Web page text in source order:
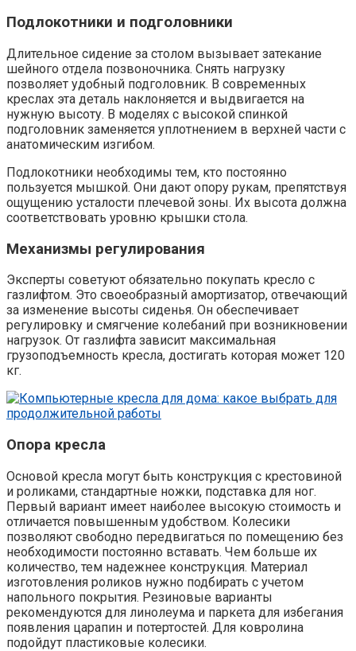
Подлокотники и подголовники
Длительное сидение за столом вызывает затекание
шейного отдела позвоночника. Снять нагрузку
позволяет удобный подголовник. В современных
креслах эта деталь наклоняется и выдвигается на
нужную высоту. В моделях с высокой спинкой
подголовник заменяется уплотнением в верхней части с
анатомическим изгибом.
Подлокотники необходимы тем, кто постоянно
пользуется мышкой. Они дают опору рукам, препятствуя
ощущению усталости плечевой зоны. Их высота должна
соответствовать уровню крышки стола.
Механизмы регулирования
Эксперты советуют обязательно покупать кресло с
газлифтом. Это своеобразный амортизатор, отвечающий
за изменение высоты сиденья. Он обеспечивает
регулировку и смягчение колебаний при возникновении
нагрузок. От газлифта зависит максимальная
грузоподъемность кресла, достигать которая может 120
кг.
Опора кресла
Основой кресла могут быть конструкция с крестовиной
и роликами, стандартные ножки, подставка для ног.
Первый вариант имеет наиболее высокую стоимость и
отличается повышенным удобством. Колесики
позволяют свободно передвигаться по помещению без
необходимости постоянно вставать. Чем больше их
количество, тем надежнее конструкция. Материал
изготовления роликов нужно подбирать с учетом
напольного покрытия. Резиновые варианты
рекомендуются для линолеума и паркета для избегания
появления царапин и потертостей. Для ковролина
подойдут пластиковые колесики.